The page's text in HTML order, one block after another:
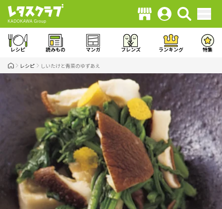
レシピ 読みもの マンガ フレンズ ランキング 特集
レシピ しいたけと青菜のゆずあえ